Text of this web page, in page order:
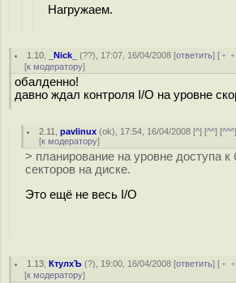
Нагружаем.
1.10 _Nick_ (??), 17:07, 16/04/2008 [ответить] [
[к модератору]
обалденно!
давно ждал контроля I/O на уровне
2.11 ,pavlinux (ok), 17:54, 16/04/2008 [^] [^^] [^^^
[к модератору]
> планирование на уровне доступа к
секторов на диске.
Это ещё не весь I/O
1.13 ,КтулхЪ (?), 19:00, 16/04/2008 [ответить] [
[к модератору]